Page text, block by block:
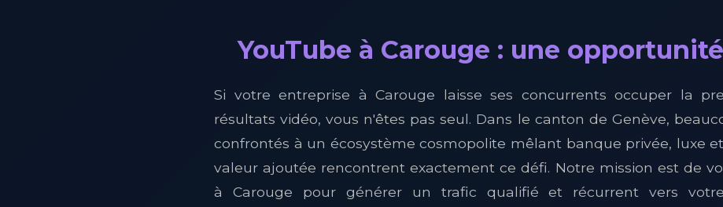
YouTube à Carouge : une
Si votre entreprise à Carouge laisse ses concurrents occuper la
résultats vidéo, vous n'êtes pas seul. Dans le canton de Genève,
confrontés à un écosystème cosmopolite mêlant banque privée, luxe
valeur ajoutée rencontrent exactement ce défi. Notre mission est de
à Carouge pour générer un trafic qualifié et récurrent vers